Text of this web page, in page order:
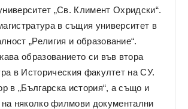
„Св. Климент Охридски“.
в същия университет в
„Религия и образование“.
образованието си във втора
в Историческия факултет на СУ.
в „Българска история“, а също и
на няколко филмови документални